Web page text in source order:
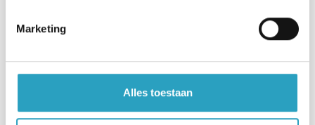
Marketing
Alles toestaan